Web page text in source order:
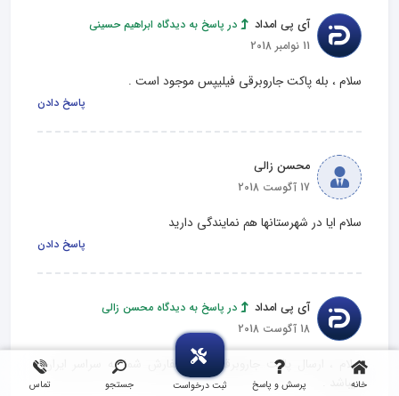
خانه پرسش و پاسخ ثبت درخواست جستجو تماس
آی پی امداد
در پاسخ به دیدگاه ابراهیم حسینی
11 نوامبر 2018
سلام ، بله پاکت جاروبرقی فیلیپس موجود است .
پاسخ دادن
محسن زالی
17 آگوست 2018
سلام ایا در شهرستانها هم نمایندگی دارید
پاسخ دادن
آی پی امداد
در پاسخ به دیدگاه محسن زالی
18 آگوست 2018
سلام ، ارسال پاکت جاروبرقی طبق سفارش شما به سراسر ایران
میباشد .